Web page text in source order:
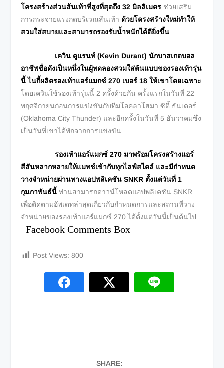
โครงสร้างส่วนส้นเท้าที่สูงที่สุดถึง 32 มิลลิเมตร ช่วยเสริม
การกระจายแรงกดบริเวณส้นเท้า ด้วยโครงสร้างใหม่ทำให้
สวมใส่สบายและสามารถรองรับน้ำหนักได้ดียิ่งขึ้น
เควิน ดูแรนท์ (Kevin Durant) นักบาสเกตบอล
อาชีพชื่อดังเป็นหนึ่งในผู้ทดลองสวมใส่ต้นแบบของรองเท้ารุ่น
นี้ ไนกี้ผลิตรองเท้าแอร์แมกซ์ 270 เบอร์ 18 ให้เขาโดยเฉพาะ
โดยเควินใช้รองเท้ารุ่นนี้ 2 ครั้งด้วยกัน ครั้งแรกในวันที่ 22
พฤศจิกายนก่อนการแข่งขันกับทีมโอคลาโฮมา ซิตี้ ธันเดอร์
(Oklahoma City Thunder) และอีกครั้งในวันที่ 5 ธันวาคมซึ่ง
เป็นวันที่เขาได้พักจากการแข่งขัน
รองเท้าแอร์แมกซ์270 มาพร้อมโครงสร้างแอร์
สีสันหลากหลายให้แมทช์เข้ากับทุกไลฟ์สไตล์ และมีกำหนด
วางจำหน่ายผ่านทางแอปพลิเคชัน SNKR ตั้งแต่วันที่ 1
กุมภาพันธ์นี้ท่านสามารถดาวน์โหลดแอปพลิเคชัน SNKR
เพื่อติดตามอัพเดทล่าสุดเกี่ยวกับกำหนดการและสถานที่วาง
จำหน่ายของรองเท้าแอร์แมกซ์ 270 ได้ตั้งแต่วันนี้เป็นต้นไป
Facebook Comments Box
Post Views: 800
SHARE: